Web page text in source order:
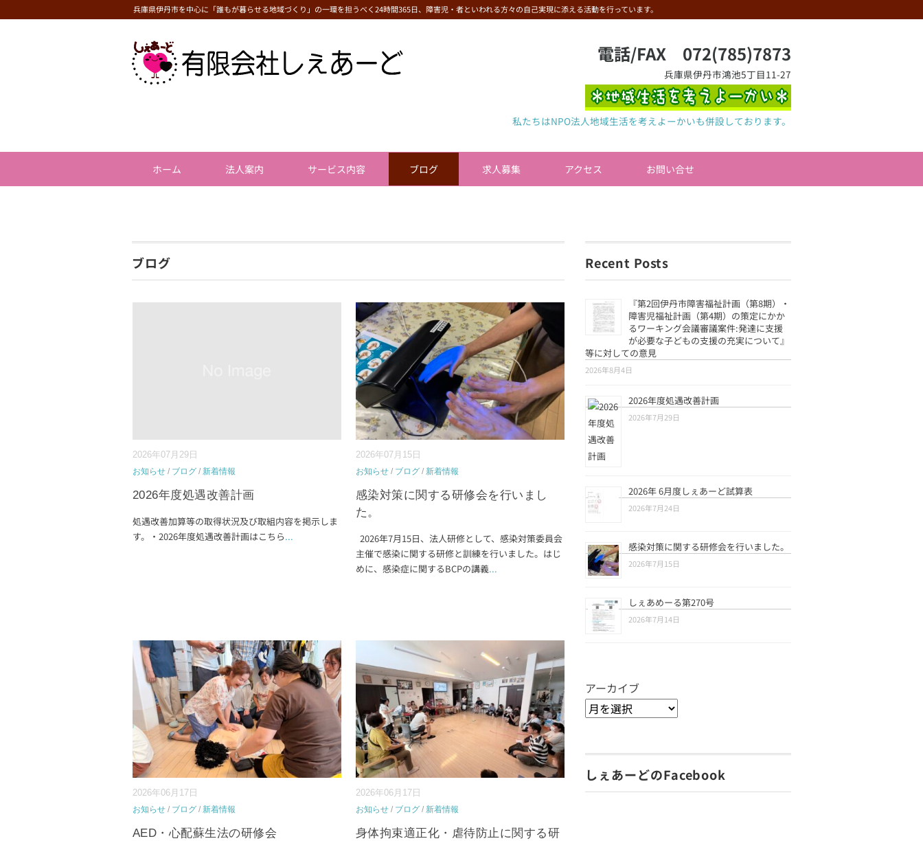
兵庫県伊丹市を中心に「誰もが暮らせる地域づくり」の一環を担うべく24時間365日、障害児・者といわれる方々の自己実現に添える活動を行っています。
電話/FAX 072(785)7873
兵庫県伊丹市鴻池5丁目11-27
私たちはNPO法人地域生活を考えよーかいも併設しております。
ホーム 法人案内 サービス内容 ブログ 求人募集 アクセス お問い合せ
ブログ
2026年07月29日
お知らせ/ ブログ/ 新着情報
2026年度処遇改善計画
処遇改善加算等の取得状況及び取組内容を掲示しま
す。・2026年度処遇改善計画はこちら...
2026年07月15日
お知らせ/ ブログ/ 新着情報
感染対策に関する研修会を行いまし
た。
2026年7月15日、法人研修として、感染対策委員会
主催で感染に関する研修と訓練を行いました。はじ
めに、感染症に関するBCPの講義...
2026年06月17日
お知らせ/ ブログ/ 新着情報
AED・心配蘇生法の研修会
2026年06月17日
お知らせ/ ブログ/ 新着情報
身体拘束適正化・虐待防止に関する研
Recent Posts
『第2回伊丹市障害福祉計画（第8期）・
障害児福祉計画（第4期）の策定にかか
るワーキング会議審議案件:発達に支援
が必要な子どもの支援の充実について』
等に対しての意見
2026年8月4日
2026年度処遇改善計画
2026年7月29日
2026年 6月度しぇあーど試算表
2026年7月24日
感染対策に関する研修会を行いました。
2026年7月15日
しぇあめーる第270号
2026年7月14日
アーカイブ
しぇあーどのFacebook